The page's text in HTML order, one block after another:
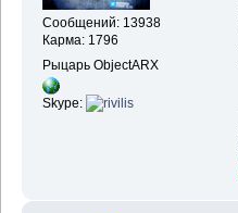
Сообщений: 13938
Карма: 1796
Рыцарь ObjectARX
Skype: